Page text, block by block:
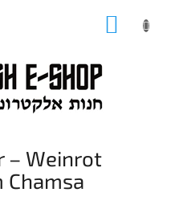
– Weinrot
Chamsa